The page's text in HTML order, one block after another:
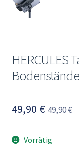
HERCULES
49,90 € 49,90€
Vorrätig